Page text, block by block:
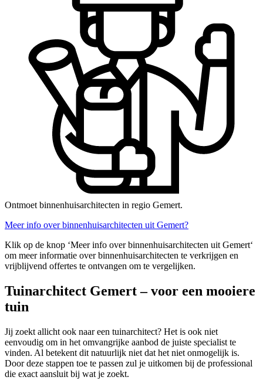
Ontmoet binnenhuisarchitecten in regio Gemert.
Meer info over binnenhuisarchitecten uit Gemert?
Klik op de knop ‘Meer info over binnenhuisarchitecten uit Gemert‘
om meer informatie over binnenhuisarchitecten te verkrijgen en
vrijblijvend offertes te ontvangen om te vergelijken.
Tuinarchitect Gemert – voor een mooiere
tuin
Jij zoekt allicht ook naar een tuinarchitect? Het is ook niet
eenvoudig om in het omvangrijke aanbod de juiste specialist te
vinden. Al betekent dit natuurlijk niet dat het niet onmogelijk is.
Door deze stappen toe te passen zul je uitkomen bij de professional
die exact aansluit bij wat je zoekt.